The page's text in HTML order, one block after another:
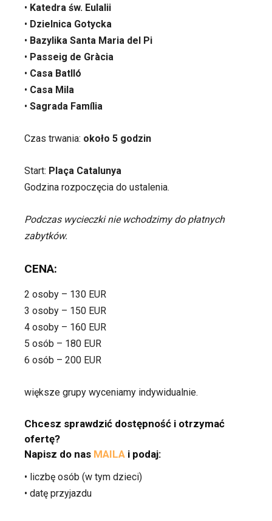
• Katedra św. Eulalii
• Dzielnica Gotycka
• Bazylika Santa Maria del Pi
• Passeig de Gràcia
• Casa Batlló
• Casa Mila
• Sagrada Família
Czas trwania: około 5 godzin
Start: Plaça Catalunya
Godzina rozpoczęcia do ustalenia.
Podczas wycieczki nie wchodzimy do płatnych
zabytków.
CENA:
2 osoby – 130 EUR
3 osoby – 150 EUR
4 osoby – 160 EUR
5 osób – 180 EUR
6 osób – 200 EUR
większe grupy wyceniamy indywidualnie.
Chcesz sprawdzić dostępność i otrzymać
ofertę?
Napisz do nas MAILA i podaj:
• liczbę osób (w tym dzieci)
• datę przyjazdu